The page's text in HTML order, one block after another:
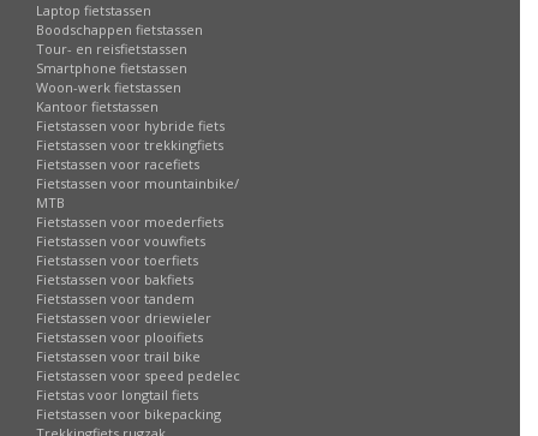
Laptop fietstassen
Boodschappen fietstassen
Tour- en reisfietstassen
Smartphone fietstassen
Woon-werk fietstassen
Kantoor fietstassen
Fietstassen voor hybride fiets
Fietstassen voor trekkingfiets
Fietstassen voor racefiets
Fietstassen voor mountainbike/
MTB
Fietstassen voor moederfiets
Fietstassen voor vouwfiets
Fietstassen voor toerfiets
Fietstassen voor bakfiets
Fietstassen voor tandem
Fietstassen voor driewieler
Fietstassen voor plooifiets
Fietstassen voor trail bike
Fietstassen voor speed pedelec
Fietstas voor longtail fiets
Fietstassen voor bikepacking